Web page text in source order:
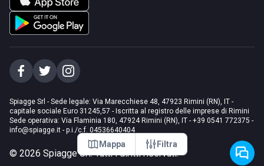
Mappa Filtra
Spiagge Srl - Sede legale: Via Marecchiese 48, 47923 Rimini (RN), IT -
capitale sociale Euro 31245,57 - Iscritta al registro delle imprese di Rimini
Sede operativa: Via Flaminia 180, 47924 Rimini (RN), IT - +39 0541 772375 -
info@spiagge.it - p.i./c.f. 04536640404
© 2026 Spiagge Srl. Tutti i diritti riservati.